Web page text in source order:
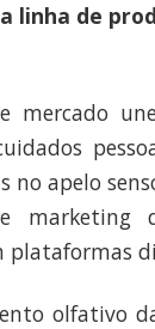
linha de
mercado
no apelo
plataformas
olfativo